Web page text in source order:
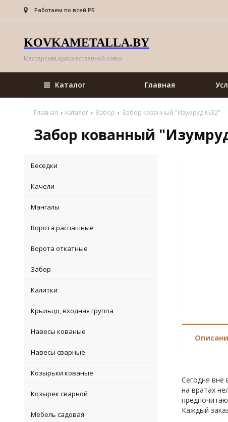
Работаем по всей РБ
KOVKAMETALLA.BY
Мастерская художественной ковки
Каталог Главная
Главная Каталог Забор Забор кованный "Изумруд №32"
Забор кованный
Беседки
Качели
Мангалы
Ворота распашные
Ворота откатные
Забор
Калитки
Крыльцо, входная группа
Навесы кованые
Навесы сварные
Козырьки кованые
Козырек сварной
Мебель садовая
Сегодня вне
на вратах
Каждый